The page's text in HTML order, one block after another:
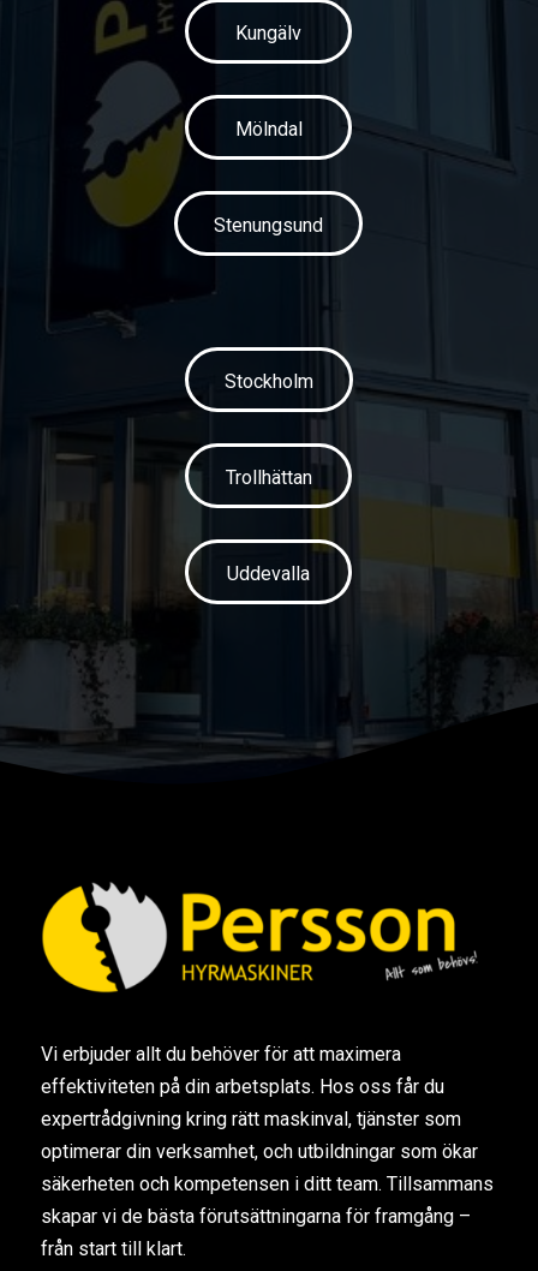
Kungälv
Mölndal
Stenungsund
Stockholm
Trollhättan
Uddevalla
Vi erbjuder allt du behöver för att maximera
effektiviteten på din arbetsplats. Hos oss får du
expertrådgivning kring rätt maskinval, tjänster som
optimerar din verksamhet, och utbildningar som ökar
säkerheten och kompetensen i ditt team. Tillsammans
skapar vi de bästa förutsättningarna för framgång –
från start till klart.